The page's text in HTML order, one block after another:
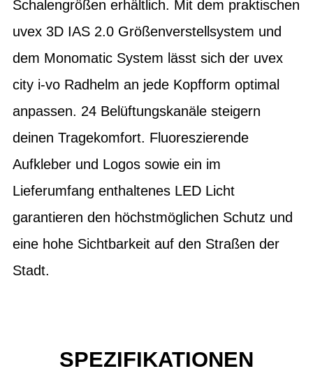
Schalengrößen erhältlich. Mit dem praktischen
uvex 3D IAS 2.0 Größenverstellsystem und
dem Monomatic System lässt sich der uvex
city i-vo Radhelm an jede Kopfform optimal
anpassen. 24 Belüftungskanäle steigern
deinen Tragekomfort. Fluoreszierende
Aufkleber und Logos sowie ein im
Lieferumfang enthaltenes LED Licht
garantieren den höchstmöglichen Schutz und
eine hohe Sichtbarkeit auf den Straßen der
Stadt.
SPEZIFIKATIONEN